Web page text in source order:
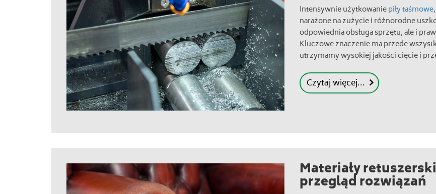
Intensywnie użytkowaniepiły taśmowe
narażone na zużycie i różnorodne
odpowiednia obsługa sprzętu, ale i
Kluczowe znaczenie ma przede
utrzymamy wysokiej jakości cięcie i
Czytaj więcej...
Materiały
przegląd rozwiązań